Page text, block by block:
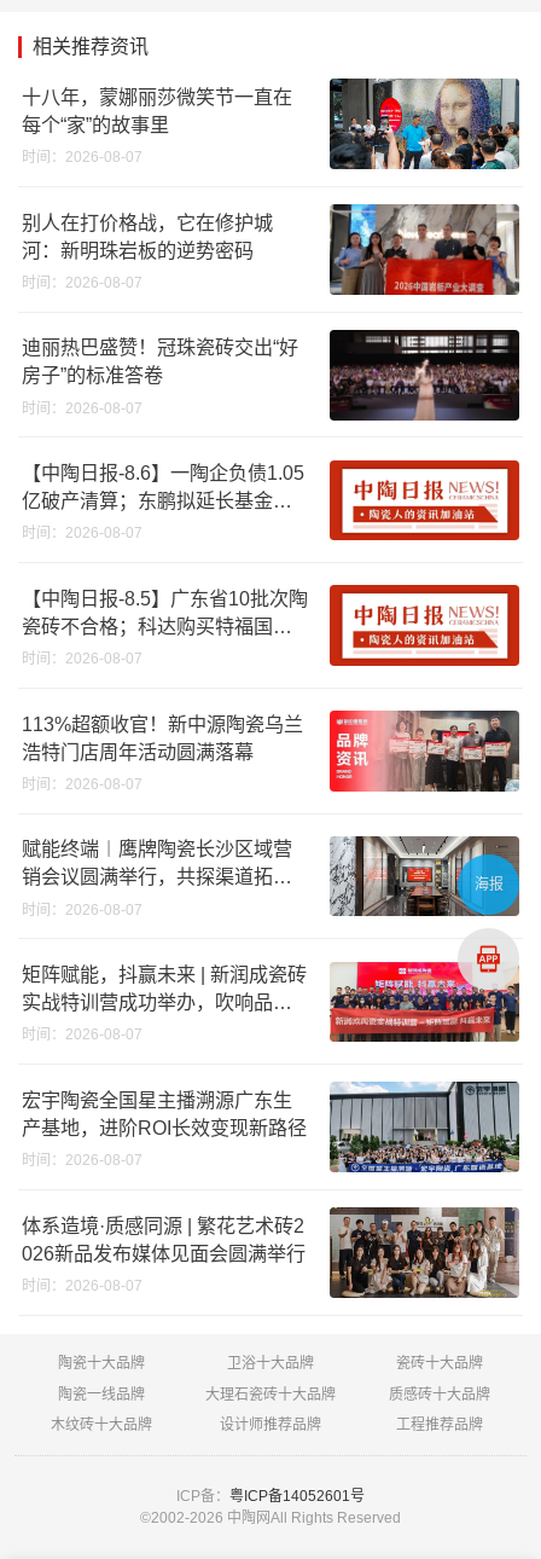
相关推荐资讯
十八年，蒙娜丽莎微笑节一直在
每个“家”的故事里
时间：2026-08-07
别人在打价格战，它在修护城
河：新明珠岩板的逆势密码
时间：2026-08-07
迪丽热巴盛赞！冠珠瓷砖交出“好
房子”的标准答卷
时间：2026-08-07
【中陶日报-8.6】一陶企负债1.05
亿破产清算；东鹏拟延长基金投
资期限；工信部开展建陶行业能
时间：2026-08-07
【中陶日报-8.5】广东省10批次陶
瓷砖不合格；科达购买特福国际
股份申请未通过；蒙娜丽莎5千万
破18亿元
时间：2026-08-07
113%超额收官！新中源陶瓷乌兰
浩特门店周年活动圆满落幕
时间：2026-08-07
赋能终端︱鹰牌陶瓷长沙区域营
销会议圆满举行，共探渠道拓展
与门店升级新路径
时间：2026-08-07
矩阵赋能，抖赢未来 | 新润成瓷砖
实战特训营成功举办，吹响品牌
秋季营销冲锋号！
时间：2026-08-07
宏宇陶瓷全国星主播溯源广东生
产基地，进阶ROI长效变现新路径
时间：2026-08-07
体系造境·质感同源 | 繁花艺术砖2
026新品发布媒体见面会圆满举行
时间：2026-08-07
陶瓷十大品牌 卫浴十大品牌
瓷砖十大品牌
陶瓷一线品牌
大理石瓷砖十大品牌
质感砖十大品牌
木纹砖十大品牌
设计师推荐品牌 工程推荐品牌
ICP备： 粤ICP备14052601号
©2002-2026 中陶网All Rights Reserved
海报